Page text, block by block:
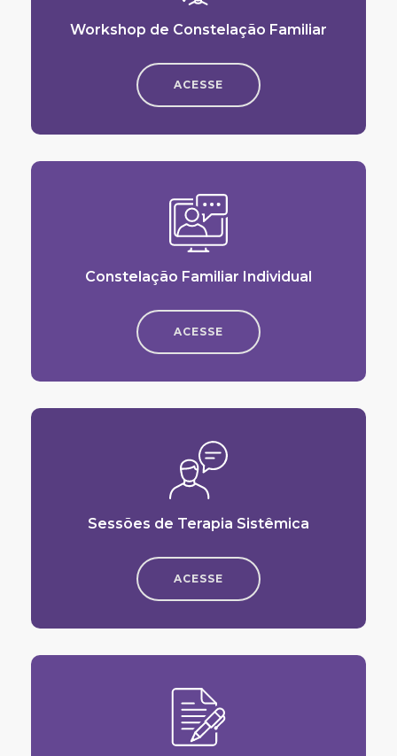
Workshop de Constelação Familiar
ACESSE
Constelação Familiar Individual
ACESSE
Sessões de Terapia Sistêmica
ACESSE